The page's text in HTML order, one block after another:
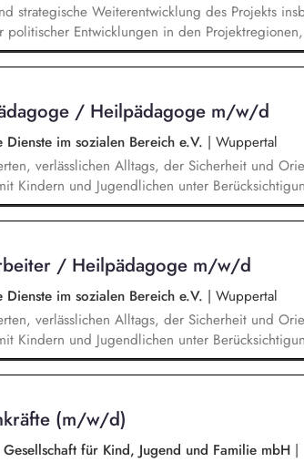
strategische Weiterentwicklung des Projekts
Entwicklungen in den Projektregionen,
web in Deutsch und Englisch, Vertretung des
Weiterentwicklung des
regelmäßige Kommunikation mit und das
und Begleitung der etwa jährlich
/ Heilpädagoge m/w/d
Dienste im sozialen Bereich e.V. | Wuppertal
verlässlichen Alltags, der Sicherheit und
Kindern und Jugendlichen unter
Systemisches Denken: Zusammenhänge
verstehen. Förderung von
in lebenspraktischen Bereichen (Alltag,
mit Eltern, Sorgeberechtigten,
/ Heilpädagoge m/w/d
Dienste im sozialen Bereich e.V. | Wuppertal
verlässlichen Alltags, der Sicherheit und
Kindern und Jugendlichen unter
Systemisches Denken: Zusammenhänge
verstehen. Förderung von
in lebenspraktischen Bereichen (Alltag,
mit Eltern, Sorgeberechtigten,
(m/w/d)
für Kind, Jugend und Familie mbH |